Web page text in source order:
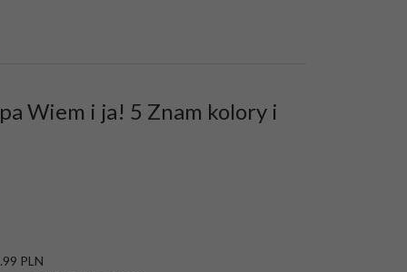
Wiem i ja! 5 Znam kolory i
PLN